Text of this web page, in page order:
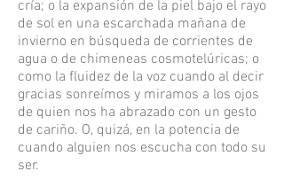
cría; o la expansión de la piel bajo el rayo
de sol en una escarchada mañana de
invierno en búsqueda de corrientes de
agua o de chimeneas cosmotelúricas; o
como la fluidez de la voz cuando al decir
gracias sonreímos y miramos a los ojos
de quien nos ha abrazado con un gesto
de cariño. O, quizá, en la potencia de
cuando alguien nos escucha con todo su
ser.